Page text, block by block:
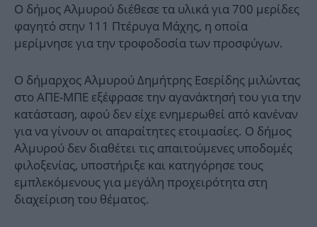
Ο δήμος Αλμυρού διέθεσε τα υλικά για 700 μερίδες
φαγητό στην 111 Πτέρυγα Μάχης, η οποία
μερίμνησε για την τροφοδοσία των προσφύγων.
Ο δήμαρχος Αλμυρού Δημήτρης Εσερίδης μιλώντας
στο ΑΠΕ-ΜΠΕ εξέφρασε την αγανάκτησή του για την
κατάσταση, αφού δεν είχε ενημερωθεί από κανέναν
για να γίνουν οι απαραίτητες ετοιμασίες. Ο δήμος
Αλμυρού δεν διαθέτει τις απαιτούμενες υποδομές
φιλοξενίας, υποστήριξε και κατηγόρησε τους
εμπλεκόμενους για μεγάλη προχειρότητα στη
διαχείριση του θέματος.